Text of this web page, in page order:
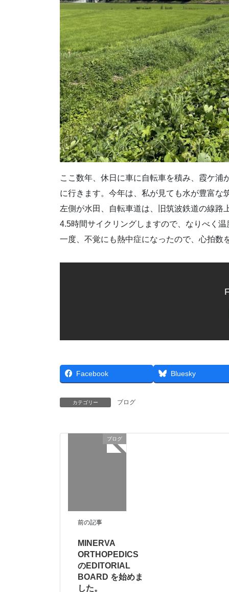
ここ数年、休日に車に自転車を積み、霞ケ
に行きます。今年は、私が見ても水が豊富な
左側が水田、自転車道は、旧筑波鉄道の線路
4.5時間サイクリングしますので、なりべく
一度、不覚にも熱中症になったので、心拍数
Facebook Bluesky
カテゴリー ブログ
ブログ
前の記事
MINERVA
ORTHOPEDICS
のEDITORIAL
BOARD を始めま
した。